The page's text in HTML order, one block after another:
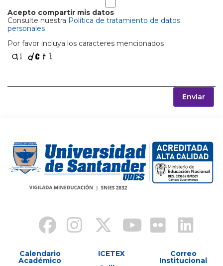
Acepto compartir mis datos
Consulte nuestra Política de tratamiento de datos
personales
Por favor incluya los caracteres mencionados
Enviar
Calendario
Académico
ICETEX
Correo
Institucional